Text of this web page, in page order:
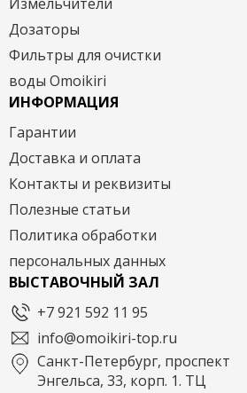
Дозаторы
Фильтры для очистки
воды Omoikiri
ИНФОРМАЦИЯ
Гарантии
Доставка и оплата
Контакты и реквизиты
Полезные статьи
Политика обработки
персональных данных
ВЫСТАВОЧНЫЙ ЗАЛ
+7 921 592 11 95
info@omoikiri-top.ru
Санкт-Петербург, проспект
Энгельса, 33, корп. 1. ТЦ